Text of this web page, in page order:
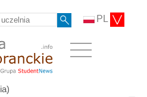
PL